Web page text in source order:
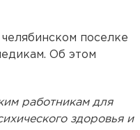
челябинском поселке
Об этом
работникам для
здоровья и